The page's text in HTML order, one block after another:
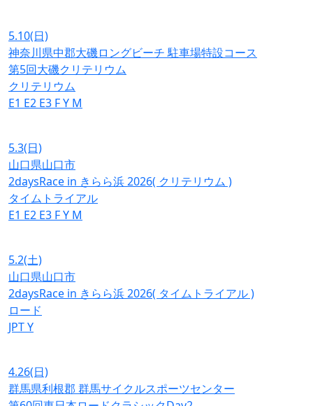
5.10(日)
神奈川県中郡大磯ロングビーチ 駐車場特設コース
第5回大磯クリテリウム
クリテリウム
E1 E2 E3 FY M
5.3(日)
山口県山口市
2daysRace in きらら浜 2026( クリテリウム )
タイムトライアル
E1 E2 E3 FY M
5.2(土)
山口県山口市
2daysRace in きらら浜 2026( タイムトライアル )
ロード
JPTY
4.26(日)
群馬県利根郡 群馬サイクルスポーツセンター